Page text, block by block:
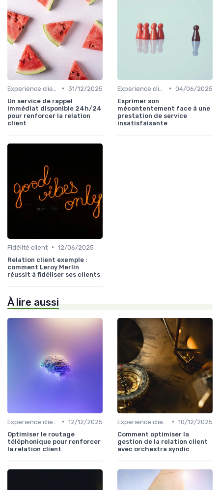
• 31/12/2025
Un service de rappel
immédiat disponible 24h/24
pour renforcer la relation
client
• 04/06/2025
Exprimer son
mécontentement face à une
prestation de service
insatisfaisante
Fidélité client • 12/06/2025
Relation client exemple :
comment Leroy Merlin
réussit à fidéliser ses clients
À lire aussi
• 12/12/2025
Optimiser le routage
téléphonique pour renforcer
la relation client
• 10/12/2025
Comment optimiser la
gestion de la relation client
avec orchestra syndic